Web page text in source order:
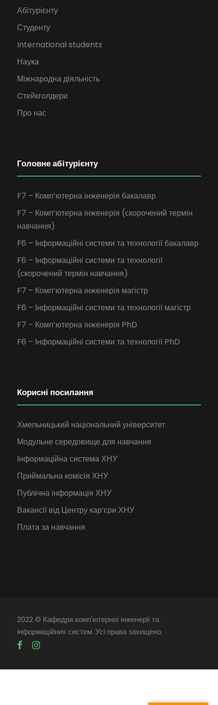
Абітурієнту
Студенту
International students
Наука
Міжнародна діяльність
Cтейкголдери
Про нас
Головне абітурієнту
F7 – Комп’ютерна інженерія бакалавр
F7 – Комп’ютерна інженерія (скорочений термін
навчання)
F6 – Інформаційні системи та технології бакалавр
F6 – Інформаційні системи та технології
(скорочений термін навчання)
F7 – Комп’ютерна інженерія магістр
F6 – Інформаційні системи та технології магістр
F7 – Комп’ютерна інженерія PhD
F6 – Інформаційні системи та технології PhD
Корисні посилання
Хмельницький національний університет
Модульне середовище для навчання
Інформаційна система ХНУ
Приймальна комісія ХНУ
Публічна інформація ХНУ
Вакансії від Центру кар’єри ХНУ
Плата за навчання
2022 © Кафедра комп'ютерної інженерії та
інформаційних систем. Усі права захищено.